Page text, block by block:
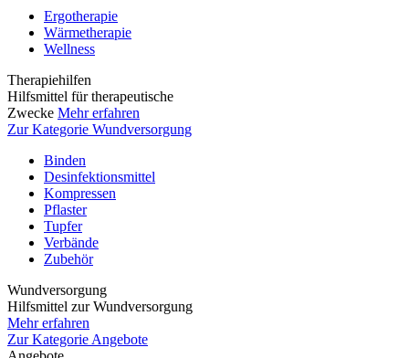
Ergotherapie
Wärmetherapie
Wellness
Therapiehilfen
Hilfsmittel für therapeutische
Zwecke Mehr erfahren
Zur Kategorie Wundversorgung
Binden
Desinfektionsmittel
Kompressen
Pflaster
Tupfer
Verbände
Zubehör
Wundversorgung
Hilfsmittel zur Wundversorgung
Mehr erfahren
Zur Kategorie Angebote